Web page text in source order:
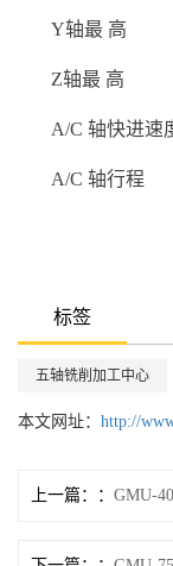
Y轴最
Z轴最
A/C 轴
A/C 轴行
标签
五轴铣削加工中心
本文网址： http://
上一篇： GMU-